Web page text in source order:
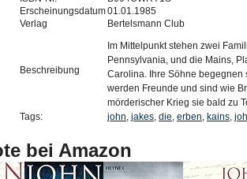
Erscheinungsdatum01.01.1985
Verlag
Bertelsmann Club
Beschreibung
Im Mittelpunkt stehen zwei
Pennsylvania, und die Mains,
Carolina. Ihre Söhne begegnen
werden Freunde und sind wie
mörderischer Krieg sie bald zu
Tags:
john, jakes, die, erben, kains,
bei Amazon